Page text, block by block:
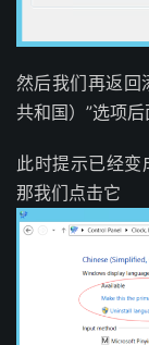
然后我们再返回
共和国）”选项
此时提示已经变
那我们点击它